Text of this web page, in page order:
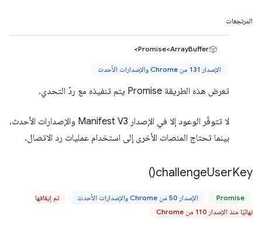
المرتجعات
Promise<ArrayBuffer>
الإصدار 131 من Chrome والإصدارات الأحدث
تعرض هذه الطريقة Promise يتم تنفيذه مع ردّ التحدي.
لا تتوفّر الوعود إلا في الإصدار Manifest V3 والإصدارات الأحدث،
بينما تحتاج المنصات الأخرى إلى استخدام عمليات رد الاتصال.
challengeUserKey(
)
Promise الإصدار 50 من Chrome والإصدارات الأحدث
تم إيقافها
نهائيًا منذ الإصدار 110 من Chrome